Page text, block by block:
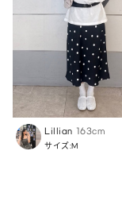
Lillian 163cm
サイズ:M